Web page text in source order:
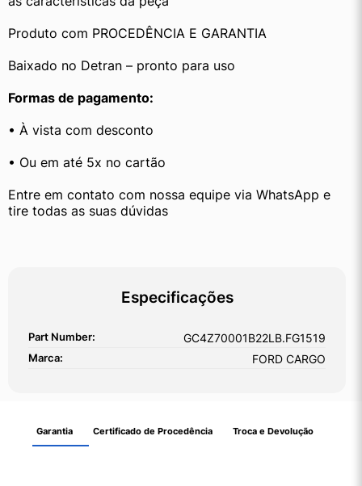
Produto com PROCEDÊNCIA E GARANTIA
Baixado no Detran – pronto para uso
Formas de pagamento:
• À vista com desconto
• Ou em até 5x no cartão
Entre em contato com nossa equipe via WhatsApp e
tire todas as suas dúvidas
Especificações
Part Number: GC4Z70001B22LB.FG1519
Marca: FORD CARGO
Garantia Certificado de Procedência Troca e Devolução